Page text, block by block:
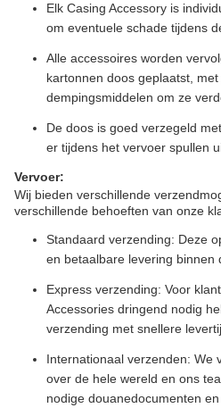
Elk Casing Accessory is
om eventuele schade tijdens
Alle accessoires worden
kartonnen doos geplaatst,
dempingsmiddelen om ze
De doos is goed verzegeld
er tijdens het vervoer spullen
Vervoer:
Wij bieden verschillende
verschillende behoeften van onze
Standaard verzending: Deze
en betaalbare levering binnen
Express verzending: Voor
Accessories dringend nodig
verzending met snellere
Internationaal verzenden: We
over de hele wereld en ons
nodige douanedocumenten